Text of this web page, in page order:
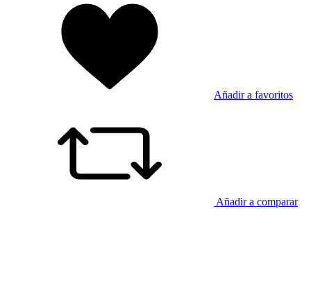
Añadir a favoritos
Añadir a comparar